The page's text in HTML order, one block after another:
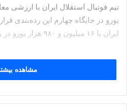
یورو در جایگاه چهارم این رده‌بندی
ایران با ۱۶ میلیون و ۹۸۰ هزار یورو در رده ششم قرار گرفته است.
مشاهده